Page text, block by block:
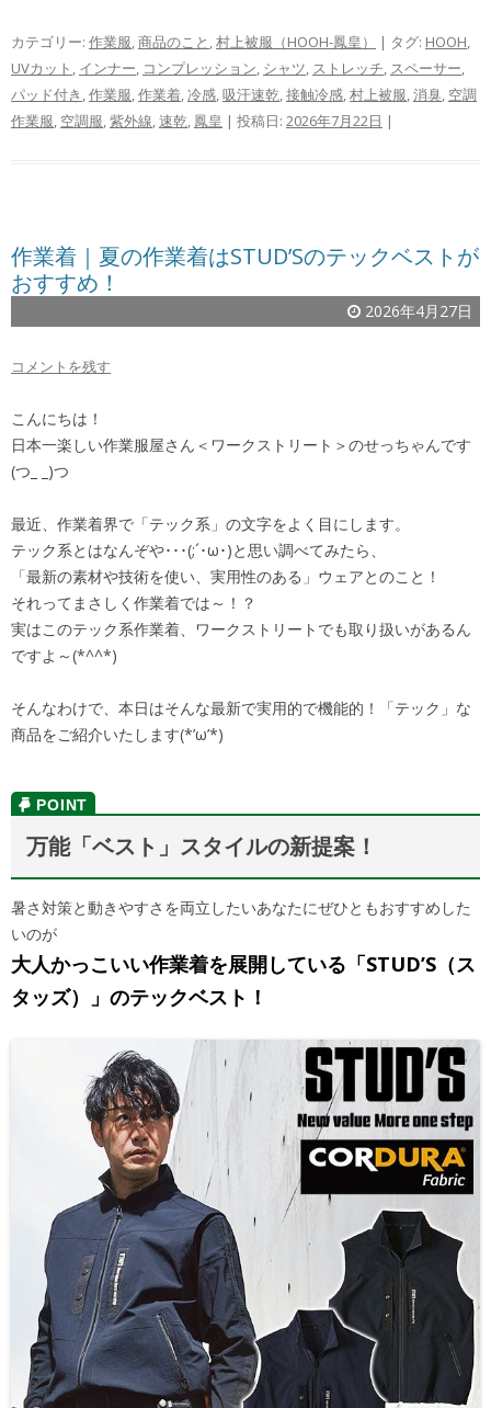
カテゴリー: 作業服 商品のこと 村上被服（HOOH-鳳皇） | タグ: HOOH
UVカット インナー コンプレッション シャツ ストレッチ スペーサー
パッド付き 作業服 作業着 冷感 吸汗速乾 接触冷感 村上被服 消臭 空調
作業服 空調服 紫外線 速乾 鳳皇 | 投稿日: 2026年7月22日 |
作業着｜夏の作業着はSTUD’Sのテックベストが
おすすめ！
2026年4月27日
コメントを残す
こんにちは！
日本一楽しい作業服屋さん＜ワークストリート＞のせっちゃんです
(つ_ _)つ
最近、作業着界で「テック系」の文字をよく目にします。
テック系とはなんぞや･･･(;´･ω･)と思い調べてみたら、
「最新の素材や技術を使い、実用性のある」ウェアとのこと！
それってまさしく作業着では～！？
実はこのテック系作業着、ワークストリートでも取り扱いがあるん
ですよ～(*^^*)
そんなわけで、本日はそんな最新で実用的で機能的！「テック」な
商品をご紹介いたします(*’ω’*)
万能「ベスト」スタイルの新提案！
暑さ対策と動きやすさを両立したいあなたにぜひともおすすめした
いのが
大人かっこいい作業着を展開している「STUD’S（ス
タッズ）」のテックベスト！